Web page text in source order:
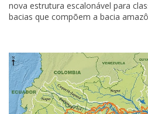
nova estrutura escalonável para
bacias que compõem a bacia